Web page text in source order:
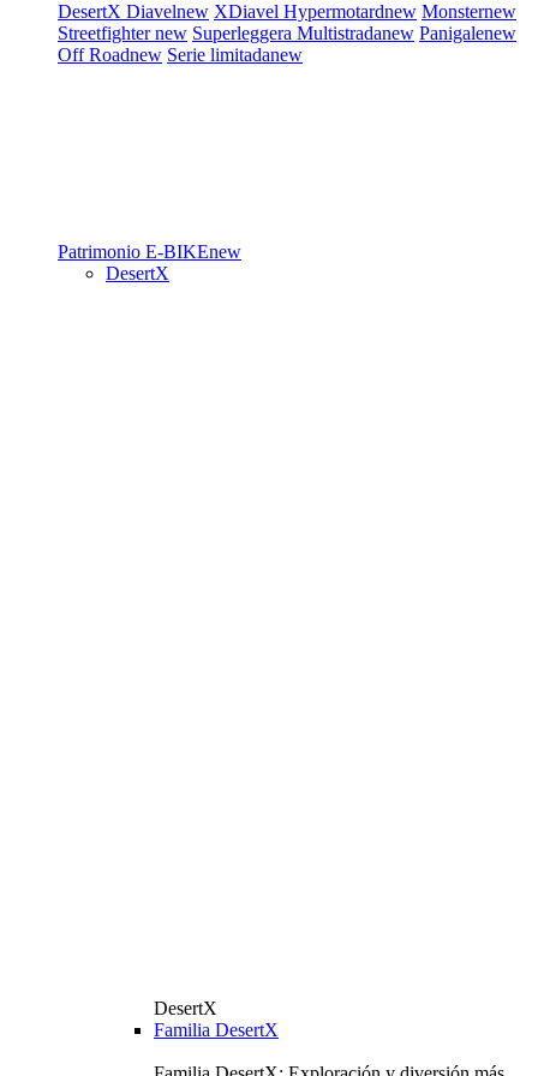
DesertX Diavelnew XDiavel Hypermotardnew Monsternew
Streetfighternew Superleggera Multistradanew Panigalenew
Off Roadnew Serie limitadanew
Patrimonio E-BIKEnew
DesertX
DesertX
Familia DesertX